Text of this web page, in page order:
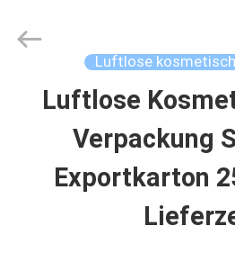
HAUS
PRODUKTE
Haojin
Plastic
Luftlose
Luftlose
Verpackung
Exportkarton